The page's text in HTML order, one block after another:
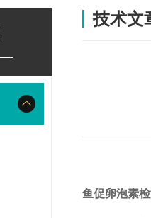
技术文
鱼促卵泡素